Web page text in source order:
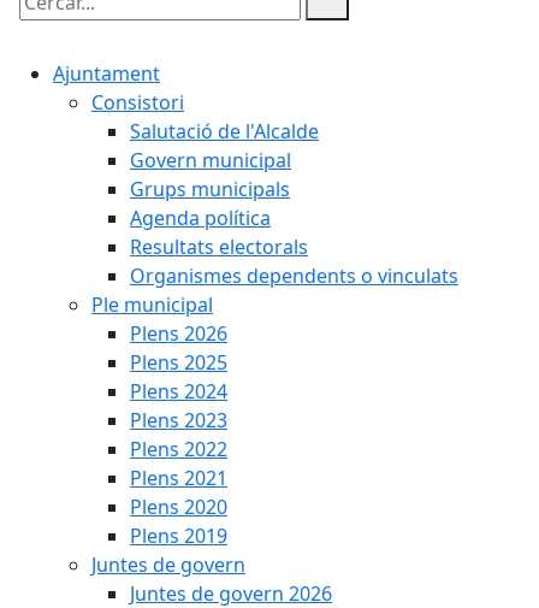
Cercar:
Ajuntament
Consistori
Salutació de l'Alcalde
Govern municipal
Grups municipals
Agenda política
Resultats electorals
Organismes dependents o vinculats
Ple municipal
Plens 2026
Plens 2025
Plens 2024
Plens 2023
Plens 2022
Plens 2021
Plens 2020
Plens 2019
Juntes de govern
Juntes de govern 2026